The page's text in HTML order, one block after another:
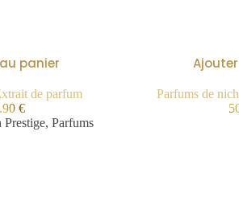
panier
de parfum
€
Prestige,Parfums
Parfums de